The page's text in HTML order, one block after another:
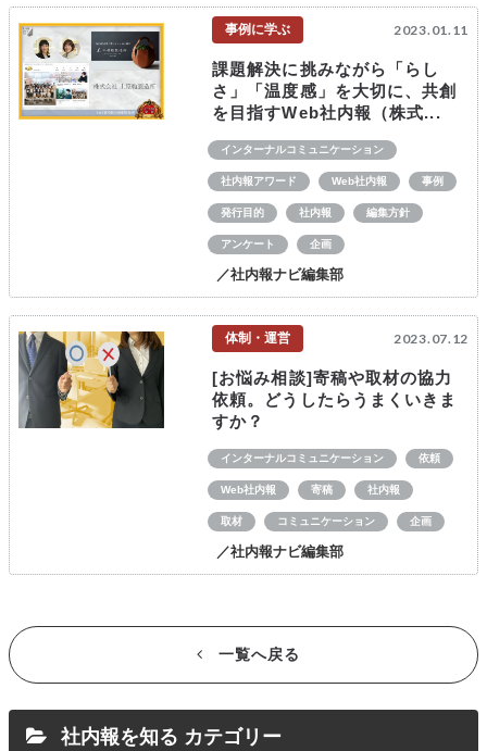
事例に学ぶ 2023.01.11
課題解決に挑みながら「らし
さ」「温度感」を大切に、共創
を目指すWeb社内報（株式...
インターナルコミュニケーション
社内報アワード Web社内報 事例
発行目的 社内報 編集方針
アンケート 企画
／社内報ナビ編集部
体制・運営 2023.07.12
[お悩み相談]寄稿や取材の協力
依頼。どうしたらうまくいきま
すか？
インターナルコミュニケーション 依頼
Web社内報 寄稿 社内報
取材 コミュニケーション 企画
／社内報ナビ編集部
一覧へ戻る
社内報を知る カテゴリー